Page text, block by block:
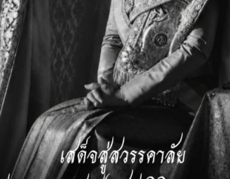
Prepress
บริการปรับแต่งไฟล์ภาพ ออกแบบบรรจุภัณฑ์ ซึ่งมีทีม
ภายในบริษัทเพื่อรักษาความลับทางการค้า